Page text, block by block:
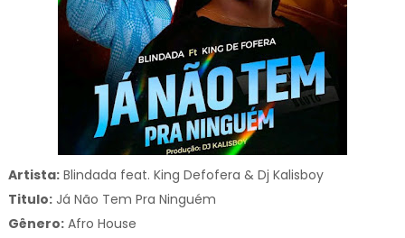
Artista:Blindada feat. King Defofera & Dj Kalisboy
Titulo:Já Não Tem Pra Ninguém
Gênero: Afro House